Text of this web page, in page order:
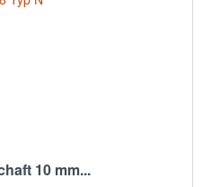
10 mm...